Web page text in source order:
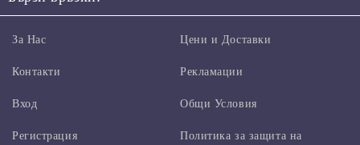
За Нас
Контакти
Вход
Регистрация
Цени и Доставки
Рекламации
Общи Условия
Политика за защита на